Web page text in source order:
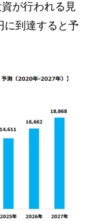
が行われる見
に到達すると予